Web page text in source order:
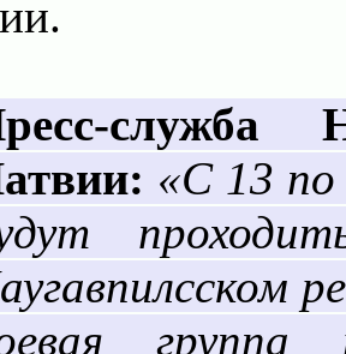
служба
«С 13 по
группа